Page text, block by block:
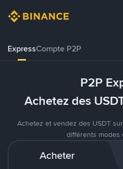
ExpressCompte P2P
P2P
Achetez des
Achetez et vendez des USDT
différents modes
Acheter